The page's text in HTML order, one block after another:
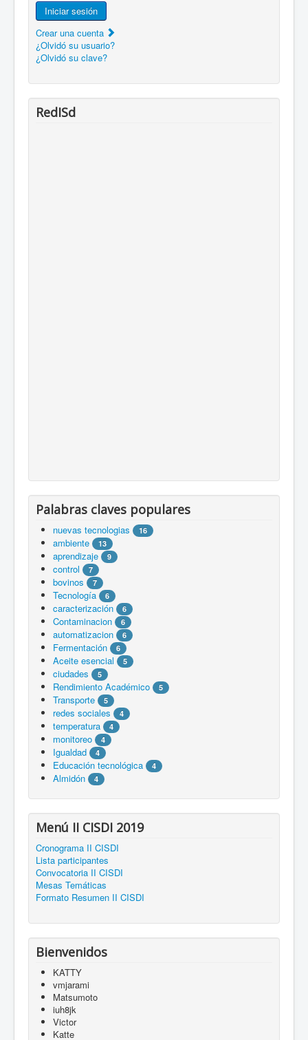
Iniciar sesión
Crear una cuenta
¿Olvidó su usuario?
¿Olvidó su clave?
RedISd
Palabras claves populares
nuevas tecnologias 16
ambiente 13
aprendizaje 9
control 7
bovinos 7
Tecnología 6
caracterización 6
Contaminacion 6
automatizacion 6
Fermentación 6
Aceite esencial 5
ciudades 5
Rendimiento Académico 5
Transporte 5
redes sociales 4
temperatura 4
monitoreo 4
Igualdad 4
Educación tecnológica 4
Almidón 4
Menú II CISDI 2019
Cronograma II CISDI
Lista participantes
Convocatoria II CISDI
Mesas Temáticas
Formato Resumen II CISDI
Bienvenidos
KATTY
vmjarami
Matsumoto
iuh8jk
Victor
Katte